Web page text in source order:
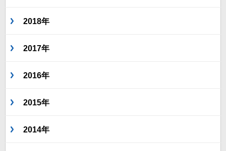
2018年
2017年
2016年
2015年
2014年